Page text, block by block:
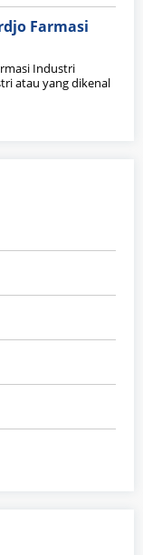
Farmasi
Industri
atau yang dikenal